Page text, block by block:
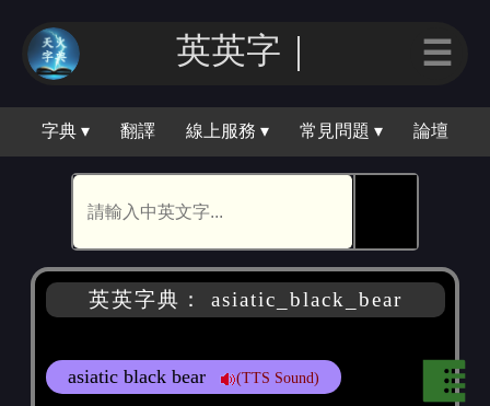
英英字｜ ☰
字典 ▾ 翻譯 線上服務 ▾ 常見問題 ▾ 論壇
英英字典： asiatic_black_bear
asiatic black bear (TTS Sound)